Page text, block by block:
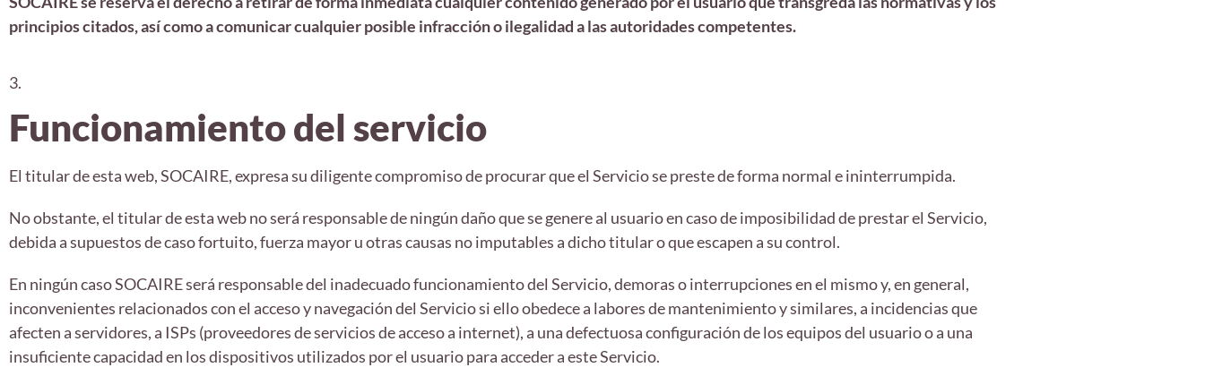
principios citados, así como a comunicar cualquier posible infracción o ilegalidad a las autoridades competentes.
3.
Funcionamiento del servicio
El titular de esta web, SOCAIRE, expresa su diligente compromiso de procurar que el Servicio se preste de forma normal e ininterrumpida.
No obstante, el titular de esta web no será responsable de ningún daño que se genere al usuario en caso de imposibilidad de prestar el Servicio,
debida a supuestos de caso fortuito, fuerza mayor u otras causas no imputables a dicho titular o que escapen a su control.
En ningún caso SOCAIRE será responsable del inadecuado funcionamiento del Servicio, demoras o interrupciones en el mismo y, en general,
inconvenientes relacionados con el acceso y navegación del Servicio si ello obedece a labores de mantenimiento y similares, a incidencias que
afecten a servidores, a ISPs (proveedores de servicios de acceso a internet), a una defectuosa configuración de los equipos del usuario o a una
insuficiente capacidad en los dispositivos utilizados por el usuario para acceder a este Servicio.